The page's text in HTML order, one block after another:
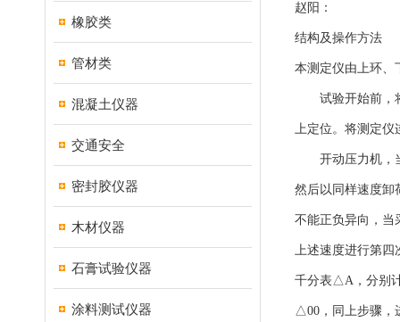
橡胶类
管材类
混凝土仪器
交通安全
密封胶仪器
木材仪器
石膏试验仪器
涂料测试仪器
赵阳：
结构及操作方法
本测定仪由上环、
试验开始前，将
上定位。将测定仪
开动压力机，当
然后以同样速度卸
不能正负异向，当
上述速度进行第四
千分表△A，分别
△00，同上步骤，